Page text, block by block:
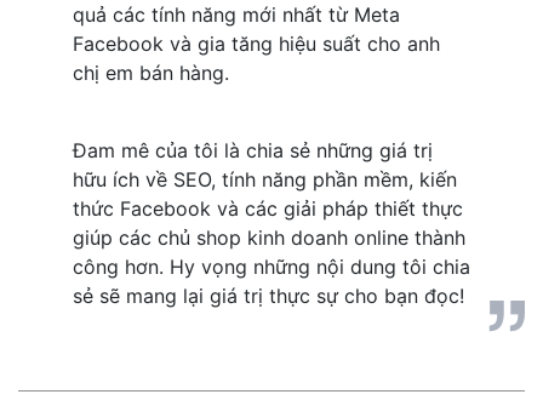
quả các tính năng mới nhất từ Meta
Facebook và gia tăng hiệu suất cho anh
chị em bán hàng.
Đam mê của tôi là chia sẻ những giá trị
hữu ích về SEO, tính năng phần mềm, kiến
thức Facebook và các giải pháp thiết thực
giúp các chủ shop kinh doanh online thành
công hơn. Hy vọng những nội dung tôi chia
sẻ sẽ mang lại giá trị thực sự cho bạn đọc!